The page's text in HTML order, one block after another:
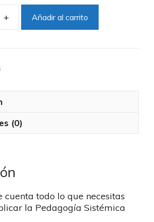
Una
mirada
cercana
Sistémica
Añadir al carrito
(0)
cuenta todo lo que necesitas
la Pedagogía Sistémica